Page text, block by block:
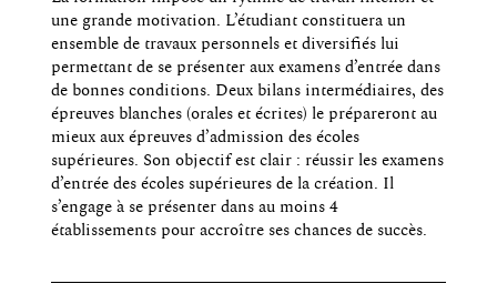
une grande motivation. L’étudiant constituera un
ensemble de travaux personnels et diversifiés lui
permettant de se présenter aux examens d’entrée dans
de bonnes conditions. Deux bilans intermédiaires, des
épreuves blanches (orales et écrites) le prépareront au
mieux aux épreuves d’admission des écoles
supérieures. Son objectif est clair : réussir les examens
d’entrée des écoles supérieures de la création. Il
s’engage à se présenter dans au moins 4
établissements pour accroître ses chances de succès.